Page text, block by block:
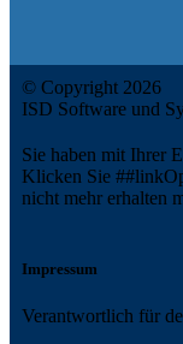
© Copyright 2026
ISD Software und
Sie haben mit Ihrer
Klicken Sie
nicht mehr erhalten
Impressum
Verantwortlich für